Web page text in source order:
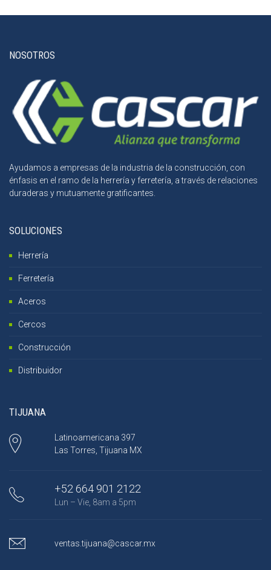
NOSOTROS
Ayudamos a empresas de la industria de la construcción, con
énfasis en el ramo de la herrería y ferretería, a través de relaciones
duraderas y mutuamente gratificantes.
SOLUCIONES
Herrería
Ferretería
Aceros
Cercos
Construcción
Distribuidor
TIJUANA
Latinoamericana 397
Las Torres, Tijuana MX
+52 664 901 2122
Lun – Vie, 8am a 5pm
ventas.tijuana@cascar.mx